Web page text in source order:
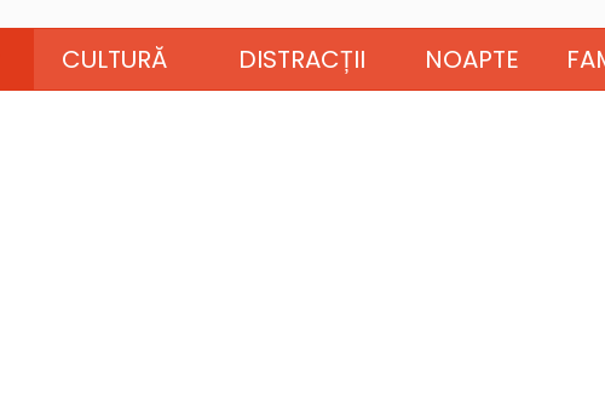
CULTURĂ DISTRACȚII NOAPTE